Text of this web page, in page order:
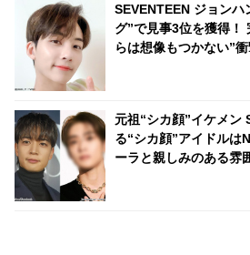
SEVENTEEN ジョン
グ”で見事3位を獲得！
らは想像もつかない”
元祖“シカ顔”イケメン
る“シカ顔”アイドルは
ーラと親しみのある雰